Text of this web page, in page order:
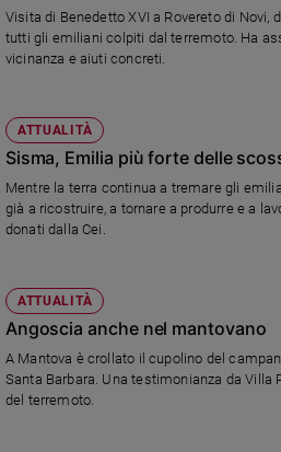
Visita di Benedetto XVI a Rovereto di Novi,
tutti gli emiliani colpiti dal terremoto. Ha
vicinanza e aiuti concreti.
ATTUALITÀ
Sisma, Emilia più forte delle
Mentre la terra continua a tremare gli
già a ricostruire, a tornare a produrre e a
donati dalla Cei.
ATTUALITÀ
Angoscia anche nel mantovano
A Mantova è crollato il cupolino del
Santa Barbara. Una testimonianza da Villa
del terremoto.